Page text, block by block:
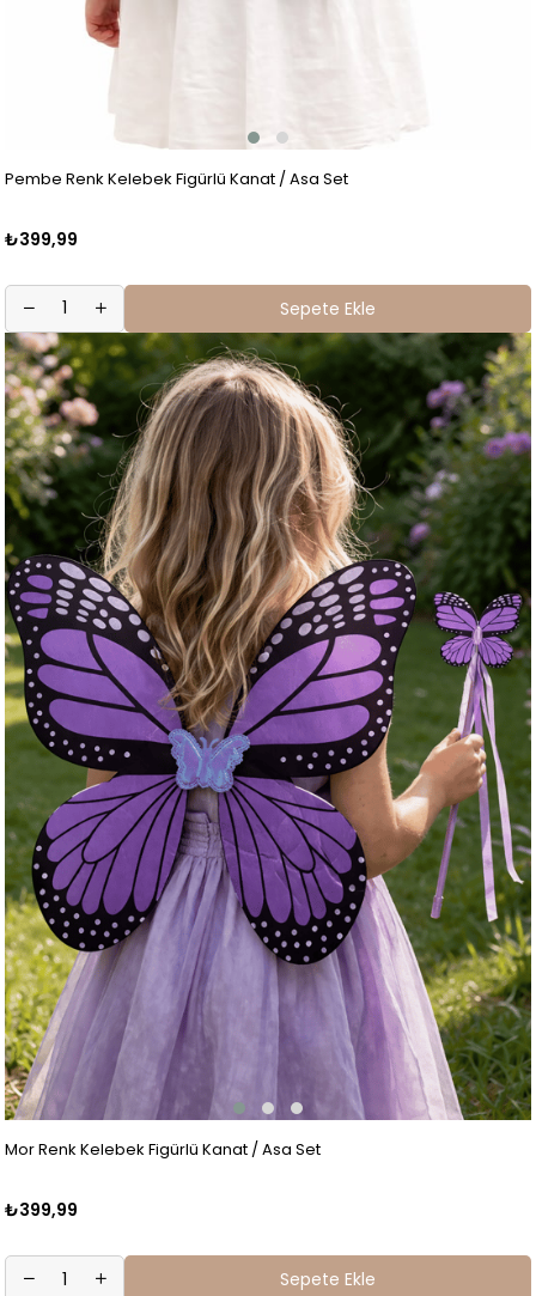
Pembe Renk Kelebek Figürlü Kanat / Asa Set
₺399,99
Sepete Ekle
Mor Renk Kelebek Figürlü Kanat / Asa Set
₺399,99
Sepete Ekle